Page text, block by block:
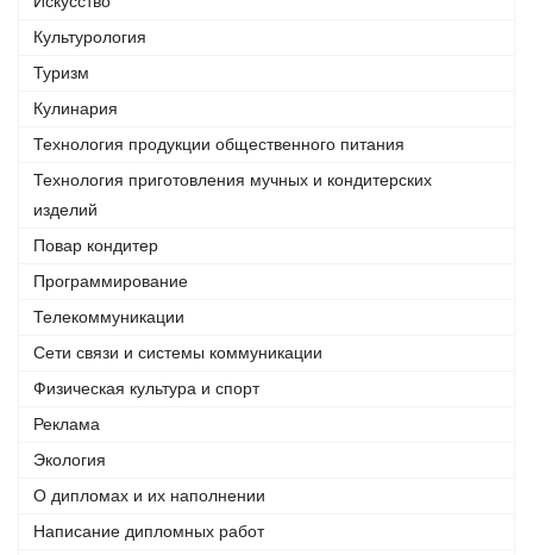
Культурология
Туризм
Кулинария
Технология продукции общественного питания
Технология приготовления мучных и кондитерских
изделий
Повар кондитер
Программирование
Телекоммуникации
Сети связи и системы коммуникации
Физическая культура и спорт
Реклама
Экология
О дипломах и их наполнении
Написание дипломных работ